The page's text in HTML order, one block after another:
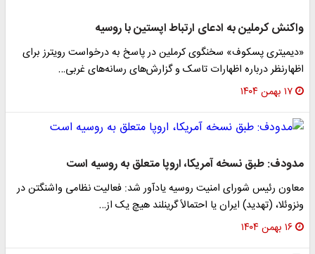
واکنش کرملین به ادعای ارتباط اپستین با روسیه
«دیمیتری پسکوف» سخنگوی کرملین در پاسخ به درخواست رویترز برای
اظهارنظر درباره اظهارات تاسک و گزارش‌های رسانه‌های غربی…
۱۷ بهمن ۱۴۰۴
مدودف: طبق نسخه آمریکا، اروپا متعلق به روسیه است
معاون رئیس شورای امنیت روسیه یادآور شد:‌ فعالیت نظامی واشنگتن در
ونزوئلا، (تهدید) ایران یا احتمالاً گرینلند هیچ یک از…
۱۶ بهمن ۱۴۰۴